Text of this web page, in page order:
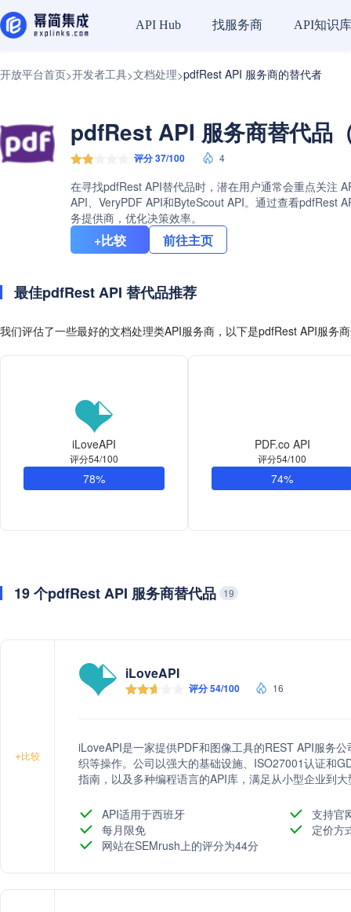
API Hub 找服务商 API知识库
开放平台首页>开发者工具>文档处理>pdfRest API 服务商的替代者
pdfRest API 服务商替代品
评分 37/100 4
在寻找pdfRest API替代品时，潜在用户通常会重点关注
API、VeryPDF API和ByteScout API。通过查看pdfRest
务提供商，优化决策效率。
+比较 前往主页
最佳pdfRest API 替代品推荐
我们评估了一些最好的文档处理类API服务商，以下是pdfRest API服务
iLoveAPI
评分54/100
78%
PDF.co API
评分54/100
74%
19 个pdfRest API 服务商替代品 19
+比较
iLoveAPI
评分 54/100 16
iLoveAPI是一家提供PDF和图像工具的REST API服务
织等操作。公司以强大的基础设施、ISO27001认证和
指南，以及多种编程语言的API库，满足从小型企业到
API适用于西班牙
支持官
每月限免
定价方
网站在SEMrush上的评分为44分